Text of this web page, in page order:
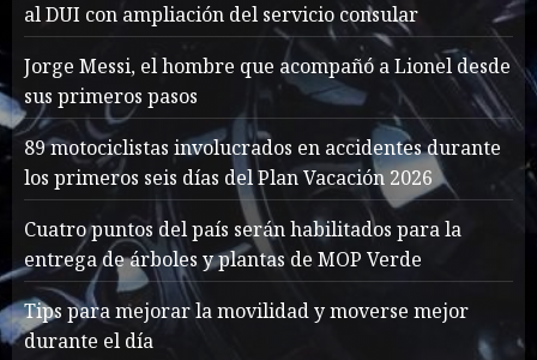
2
Searching for the
forgotten heroes of World
War Two
MAYO 14, 2024 867
3
What’s Scarier Than the
Sex Talk? Its About Weight
MAYO 14, 2024 863
al DUI con ampliación del servicio consular
Jorge Messi, el hombre que acompañó a Lionel desde
sus primeros pasos
89 motociclistas involucrados en accidentes durante
los primeros seis días del Plan Vacación 2026
Cuatro puntos del país serán habilitados para la
entrega de árboles y plantas de MOP Verde
Tips para mejorar la movilidad y moverse mejor
durante el día